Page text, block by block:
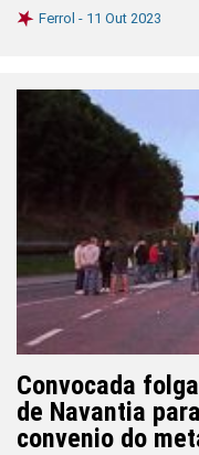
Ferrol - 11 Out 2023
Convocada
de Navantia
convenio do